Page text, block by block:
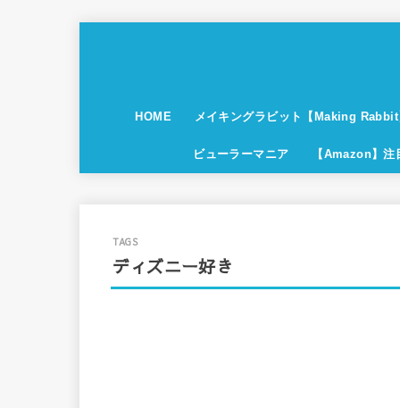
HOME メイキングラビット【Making
ビューラーマニア 【Amazon】
ディズニー好き